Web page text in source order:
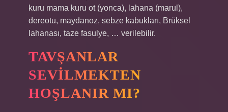
kuru mama kuru ot (yonca), lahana (marul),
dereotu, maydanoz, sebze kabukları, Brüksel
lahanası, taze fasulye, … verilebilir.
TAVŞANLAR
SEVILMEKTEN
HOŞLANIR MI?